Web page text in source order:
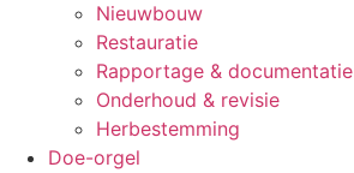
Nieuwbouw
Restauratie
Rapportage & documentatie
Onderhoud & revisie
Herbestemming
Doe-orgel